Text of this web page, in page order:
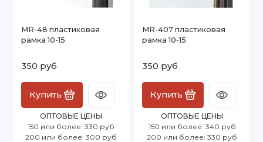
MR-48 пластиковая
рамка 10-15
350 руб
Купить
ОПТОВЫЕ ЦЕНЫ
150 или более: 330 руб
200 или более: 300 руб
MR-407 пластиковая
рамка 10-15
350 руб
Купить
ОПТОВЫЕ ЦЕНЫ
150 или более: 340 руб
200 или более: 330 руб